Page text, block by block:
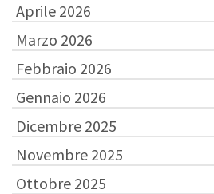
Aprile 2026
Marzo 2026
Febbraio 2026
Gennaio 2026
Dicembre 2025
Novembre 2025
Ottobre 2025